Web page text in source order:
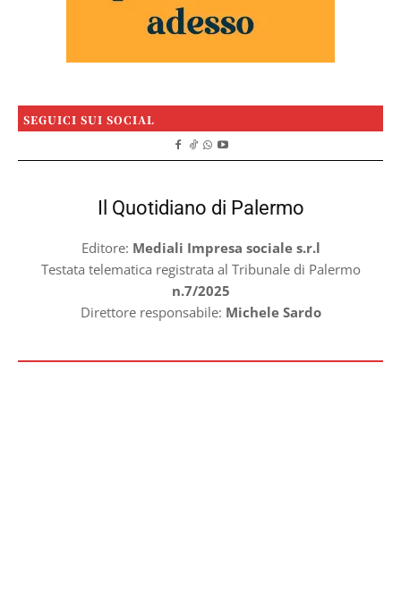
SEGUICI SUI SOCIAL
Il Quotidiano di Palermo
Editore: Mediali Impresa sociale s.r.l
Testata telematica registrata al Tribunale di Palermo
n.7/2025
Direttore responsabile: Michele Sardo